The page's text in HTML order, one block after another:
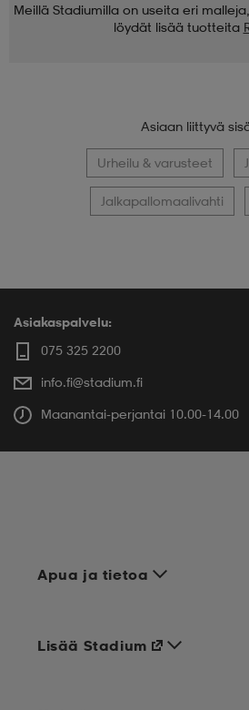
Meillä Stadiumilla on useita eri
löydät lisää tuotteita
Asiaan liittyvä
Urheilu & varusteet
Jalkapallomaalivahti
Asiakaspalvelu:
075 325 2200
info.fi@stadium.fi
Maanantai-perjantai 10.00-14.00
Apua ja tietoa
Lisää Stadium